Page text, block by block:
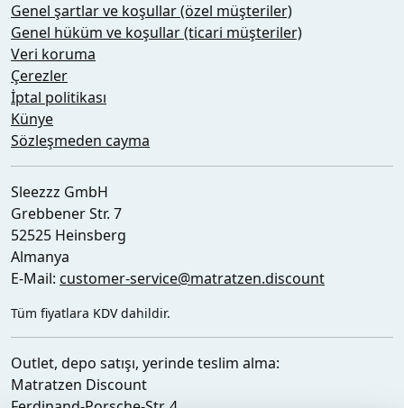
Genel şartlar ve koşullar (özel müşteriler)
Genel hüküm ve koşullar (ticari müşteriler)
Veri koruma
Çerezler
İptal politikası
Künye
Sözleşmeden cayma
Sleezzz GmbH
Grebbener Str. 7
52525 Heinsberg
Almanya
E-Mail: customer-service@matratzen.discount
Tüm fiyatlara KDV dahildir.
Outlet, depo satışı, yerinde teslim alma:
Matratzen Discount